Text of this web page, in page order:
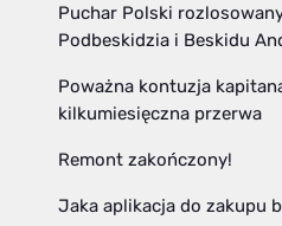
Puchar Polski
Podbeskidzia i Beskidu
Poważna kontuzja
kilkumiesięczna przerwa
Remont zakończony!
Jaka aplikacja do zakupu